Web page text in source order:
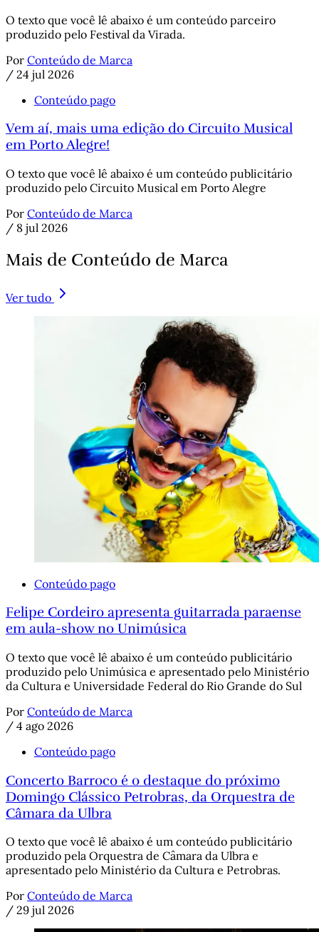
O texto que você lê abaixo é um conteúdo parceiro
produzido pelo Festival da Virada.
Por Conteúdo de Marca
/ 24 jul 2026
Conteúdo pago
Vem aí, mais uma edição do Circuito Musical
em Porto Alegre!
O texto que você lê abaixo é um conteúdo publicitário
produzido pelo Circuito Musical em Porto Alegre
Por Conteúdo de Marca
/ 8 jul 2026
Mais de Conteúdo de Marca
Ver tudo
Conteúdo pago
Felipe Cordeiro apresenta guitarrada paraense
em aula-show no Unimúsica
O texto que você lê abaixo é um conteúdo publicitário
produzido pelo Unimúsica e apresentado pelo Ministério
da Cultura e Universidade Federal do Rio Grande do Sul
Por Conteúdo de Marca
/ 4 ago 2026
Conteúdo pago
Concerto Barroco é o destaque do próximo
Domingo Clássico Petrobras, da Orquestra de
Câmara da Ulbra
O texto que você lê abaixo é um conteúdo publicitário
produzido pela Orquestra de Câmara da Ulbra e
apresentado pelo Ministério da Cultura e Petrobras.
Por Conteúdo de Marca
/ 29 jul 2026